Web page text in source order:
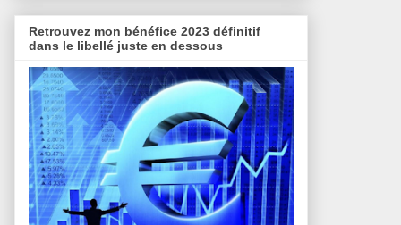
Retrouvez mon bénéfice 2023 définitif
dans le libellé juste en dessous